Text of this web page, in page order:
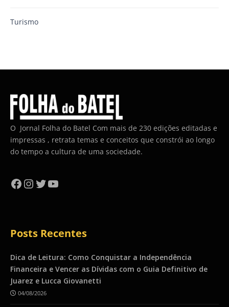
Turismo
O Jornal Folha do Batel Com mais de 230 edições editadas e
impressas , retrata temas e conceitos que constrói ao longo
do tempo a cultura de uma sociedade.
Facebook
Instagram
Twitter
YouTube
Posts Recentes
Dica de Leitura: Como Conquistar a Independência
Financeira e Vencer as Dívidas com o Guia Definitivo de
Juarez e Lucca Giovanetti
04/08/2026